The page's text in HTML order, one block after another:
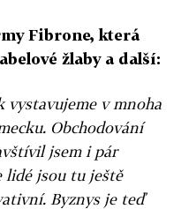
Fibrone, která
žlaby a další:
vystavujeme v mnoha
Obchodování
jsem i pár
lidé jsou tu ještě
Byznys je teď